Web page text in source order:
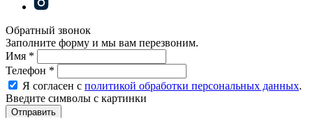
Обратный звонок
Заполните форму и мы вам перезвоним.
Имя *
Телефон *
Я согласен с политикой обработки персональных данных.
Введите символы с картинки